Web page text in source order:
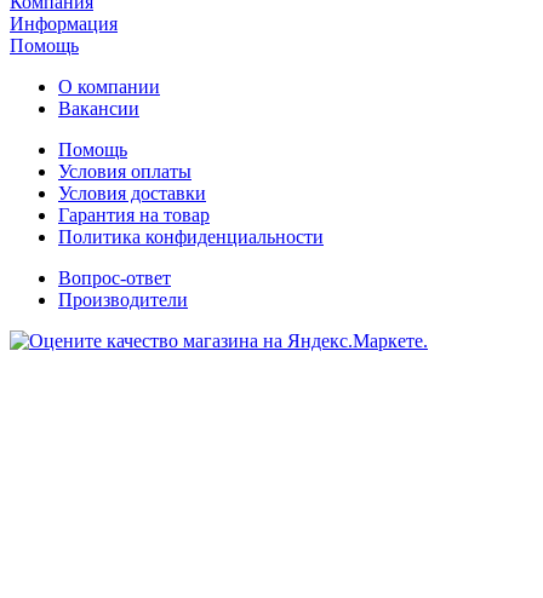
Информация
Помощь
О компании
Вакансии
Помощь
Условия оплаты
Условия доставки
Гарантия на товар
Политика конфиденциальности
Вопрос-ответ
Производители